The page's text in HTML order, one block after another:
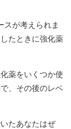
スが考えられま
たときに強化薬
薬をいくつか使
、その後のレベ
たあなたはぜ